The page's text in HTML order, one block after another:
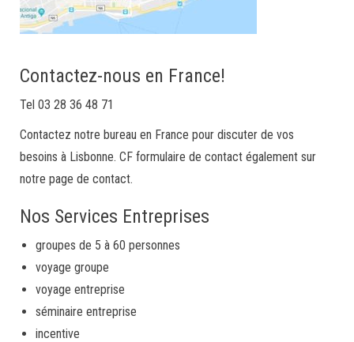
Contactez-nous en France!
Tel 03 28 36 48 71
Contactez notre bureau en France pour discuter de vos
besoins à Lisbonne. CF formulaire de contact également sur
notre page de contact.
Nos Services Entreprises
groupes de 5 à 60 personnes
voyage groupe
voyage entreprise
séminaire entreprise
incentive